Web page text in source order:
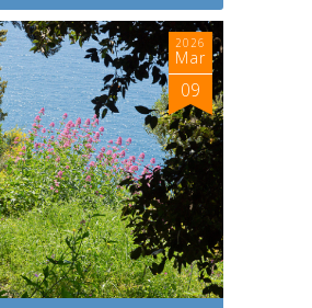
2026
Mar
09